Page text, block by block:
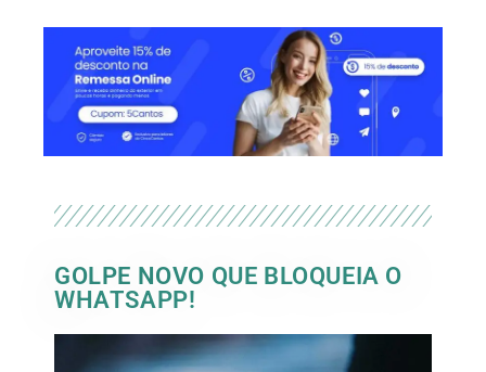
GOLPE NOVO QUE BLOQUEIA O
WHATSAPP!